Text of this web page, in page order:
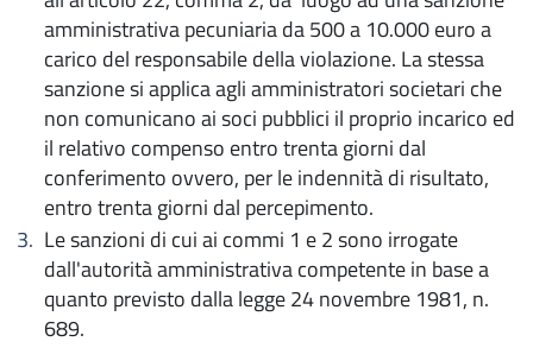
amministrativa pecuniaria da 500 a 10.000 euro a
carico del responsabile della violazione. La stessa
sanzione si applica agli amministratori societari che
non comunicano ai soci pubblici il proprio incarico ed
il relativo compenso entro trenta giorni dal
conferimento ovvero, per le indennità di risultato,
entro trenta giorni dal percepimento.
Le sanzioni di cui ai commi 1 e 2 sono irrogate
dall'autorità amministrativa competente in base a
quanto previsto dalla legge 24 novembre 1981, n.
689.